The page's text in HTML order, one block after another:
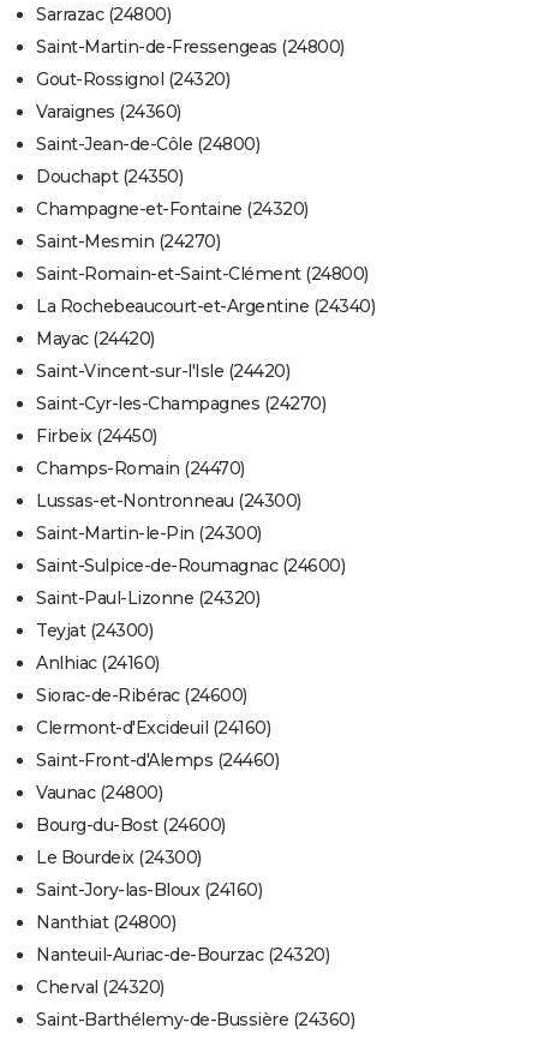
Sarrazac (24800)
Saint-Martin-de-Fressengeas (24800)
Gout-Rossignol (24320)
Varaignes (24360)
Saint-Jean-de-Côle (24800)
Douchapt (24350)
Champagne-et-Fontaine (24320)
Saint-Mesmin (24270)
Saint-Romain-et-Saint-Clément (24800)
La Rochebeaucourt-et-Argentine (24340)
Mayac (24420)
Saint-Vincent-sur-l'Isle (24420)
Saint-Cyr-les-Champagnes (24270)
Firbeix (24450)
Champs-Romain (24470)
Lussas-et-Nontronneau (24300)
Saint-Martin-le-Pin (24300)
Saint-Sulpice-de-Roumagnac (24600)
Saint-Paul-Lizonne (24320)
Teyjat (24300)
Anlhiac (24160)
Siorac-de-Ribérac (24600)
Clermont-d'Excideuil (24160)
Saint-Front-d'Alemps (24460)
Vaunac (24800)
Bourg-du-Bost (24600)
Le Bourdeix (24300)
Saint-Jory-las-Bloux (24160)
Nanthiat (24800)
Nanteuil-Auriac-de-Bourzac (24320)
Cherval (24320)
Saint-Barthélemy-de-Bussière (24360)